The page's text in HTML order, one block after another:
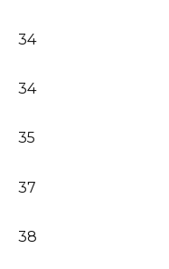
34
34
35
37
38